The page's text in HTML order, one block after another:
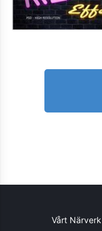
Vårt Närverk